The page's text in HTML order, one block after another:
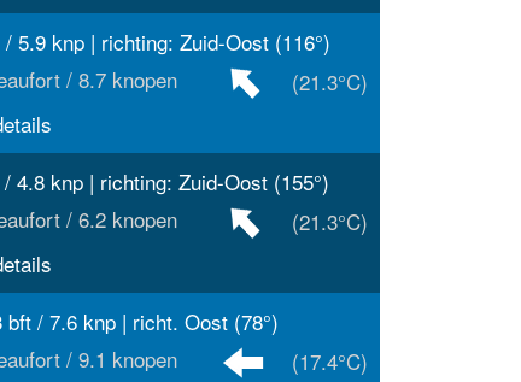
5.9 knp | richting: Zuid-Oost (116°)
/ 8.7 knopen
(21.3°C)
4.8 knp | richting: Zuid-Oost (155°)
/ 6.2 knopen
(21.3°C)
/ 7.6 knp | richt. Oost (78°)
/ 9.1 knopen
(17.4°C)